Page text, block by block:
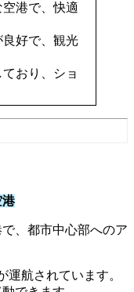
空港で、快適
良好で、観光
おり、ショ
港
、都市中心部へのア
運航されています。​